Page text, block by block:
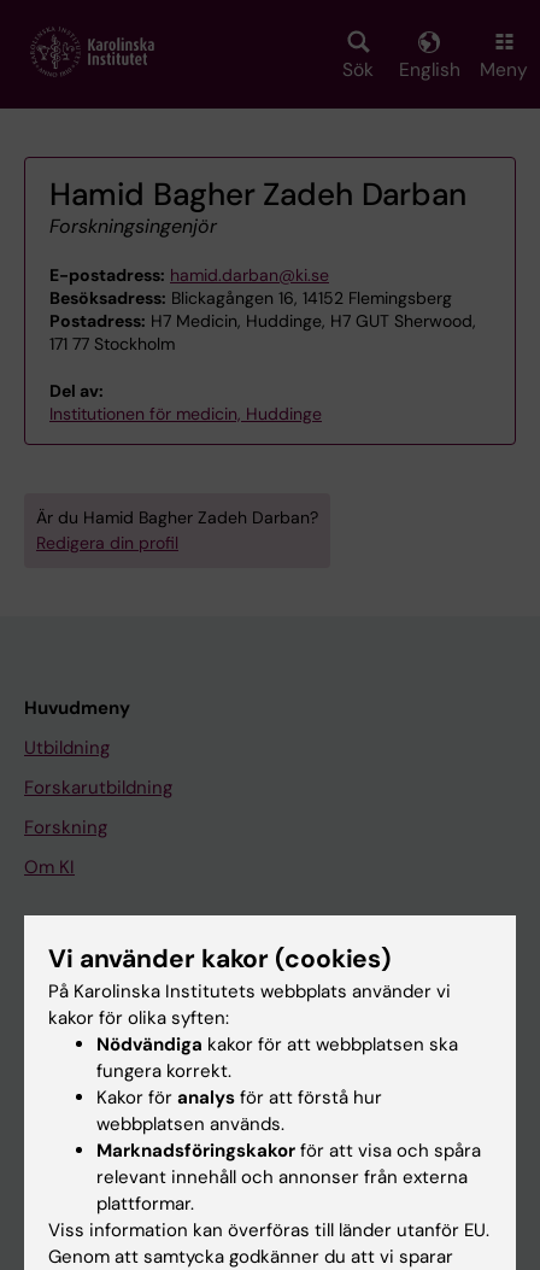
main
Sök English Meny
Hamid Bagher Zadeh Darban
Forskningsingenjör
E-postadress: hamid.darban@ki.se
Besöksadress: Blickagången 16, 14152 Flemingsberg
Postadress: H7 Medicin, Huddinge, H7 GUT Sherwood,
171 77 Stockholm
Del av:
Institutionen för medicin, Huddinge
Är du Hamid Bagher Zadeh Darban?
Redigera din profil
Huvudmeny
Utbildning
Forskarutbildning
Forskning
Om KI
På gång
Nyheter
Kalender
Student
Studentmejlen
Vi använder kakor (cookies)
På Karolinska Institutets webbplats använder vi
kakor för olika syften:
Nödvändiga kakor för att webbplatsen ska
fungera korrekt.
Kakor för analys för att förstå hur
webbplatsen används.
Marknadsföringskakor för att visa och spåra
relevant innehåll och annonser från externa
plattformar.
Viss information kan överföras till länder utanför EU.
Genom att samtycka godkänner du att vi sparar